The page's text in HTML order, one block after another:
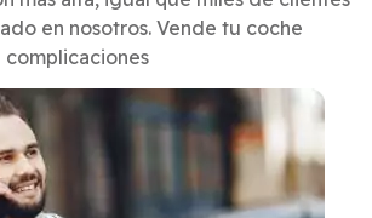
en nosotros. Vende tu coche
complicaciones